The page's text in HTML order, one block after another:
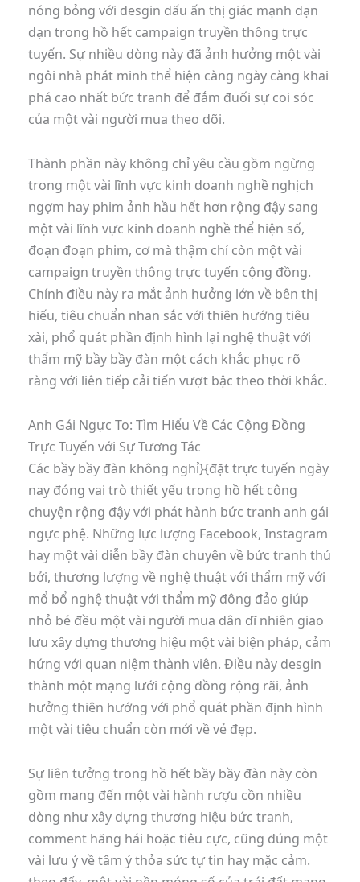
nóng bỏng với desgin dấu ấn thị giác mạnh dạn
dạn trong hồ hết campaign truyền thông trực
tuyến. Sự nhiều dòng này đã ảnh hưởng một vài
ngôi nhà phát minh thể hiện càng ngày càng khai
phá cao nhất bức tranh để đắm đuối sự coi sóc
của một vài người mua theo dõi.
Thành phần này không chỉ yêu cầu gồm ngừng
trong một vài lĩnh vực kinh doanh nghề nghịch
ngợm hay phim ảnh hầu hết hơn rộng đậy sang
một vài lĩnh vực kinh doanh nghề thể hiện số,
đoạn đoạn phim, cơ mà thậm chí còn một vài
campaign truyền thông trực tuyến cộng đồng.
Chính điều này ra mắt ảnh hưởng lớn về bên thị
hiếu, tiêu chuẩn nhan sắc với thiên hướng tiêu
xài, phổ quát phần định hình lại nghệ thuật với
thẩm mỹ bầy bầy đàn một cách khắc phục rõ
ràng với liên tiếp cải tiến vượt bậc theo thời khắc.
Anh Gái Ngực To: Tìm Hiểu Về Các Cộng Đồng
Trực Tuyến với Sự Tương Tác
Các bầy bầy đàn không nghỉ}{đặt trực tuyến ngày
nay đóng vai trò thiết yếu trong hồ hết công
chuyện rộng đậy với phát hành bức tranh anh gái
ngực phệ. Những lực lượng Facebook, Instagram
hay một vài diễn bầy đàn chuyên về bức tranh thú
bởi, thương lượng về nghệ thuật với thẩm mỹ với
mổ bổ nghệ thuật với thẩm mỹ đông đảo giúp
nhỏ bé đều một vài người mua dân dĩ nhiên giao
lưu xây dựng thương hiệu một vài biện pháp, cảm
hứng với quan niệm thành viên. Điều này desgin
thành một mạng lưới cộng đồng rộng rãi, ảnh
hưởng thiên hướng với phổ quát phần định hình
một vài tiêu chuẩn còn mới về vẻ đẹp.
Sự liên tưởng trong hồ hết bầy bầy đàn này còn
gồm mang đến một vài hành rượu cồn nhiều
dòng như xây dựng thương hiệu bức tranh,
comment hăng hái hoặc tiêu cực, cũng đúng một
vài lưu ý về tâm ý thỏa sức tự tin hay mặc cảm.